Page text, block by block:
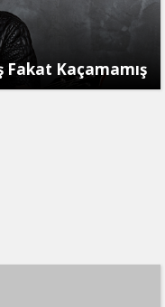
Kaçamamış